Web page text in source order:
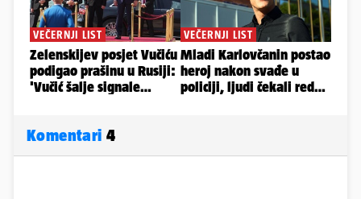
Komentari 4